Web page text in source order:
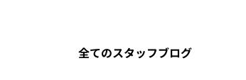
全てのスタッフブログ